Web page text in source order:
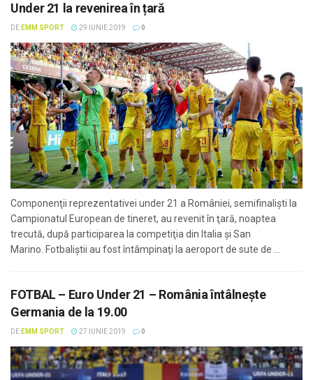
Under 21 la revenirea în țară
DE EMM SPORT 29 IUNIE 2019 0
Componenţii reprezentativei under 21 a României, semifinalişti la
Campionatul European de tineret, au revenit în ţară, noaptea
trecută, după participarea la competiţia din Italia şi San
Marino. Fotbaliştii au fost întâmpinaţi la aeroport de sute de ...
FOTBAL – Euro Under 21 – România întâlnește
Germania de la 19.00
DE EMM SPORT 27 IUNIE 2019 0